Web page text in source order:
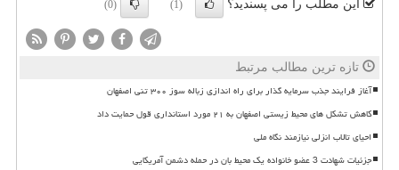
این مطلب را می پسندید؟ (1)
(0)
تازه ترین مطالب مرتبط
آغاز فرایند جذب سرمایه گذار برای راه اندازی زباله سوز ۳۰۰ تنی اصفهان
کاهش تشکل های محیط زیستی اصفهان به ۲۱ مورد استانداری قول حمایت داد
احیای تالاب انزلی نیازمند نگاه ملی
جزئیات شهادت 3 عضو خانواده یک محیط بان در حمله دشمن آمریکایی